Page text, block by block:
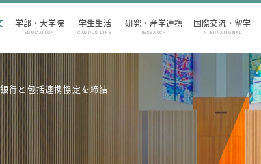
学部・大学院
EDUCATION
学生生活
CAMPUS LIFE
研究・産学連携
RESEARCH
国際交流・留学
INTERNATIONAL
行と包括連携協定を締結